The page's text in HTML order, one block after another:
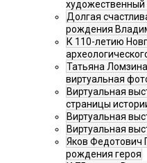
художественный
Долгая
рождения
К 110-летию
Татьяна
виртуальная
Виртуальная
страницы
Виртуальная
Виртуальная
Яков Федотович
рождения героя